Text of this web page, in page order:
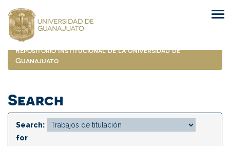
navigation
Repositorio Institucional de la Universidad de
Guanajuato
Search
Search:
for